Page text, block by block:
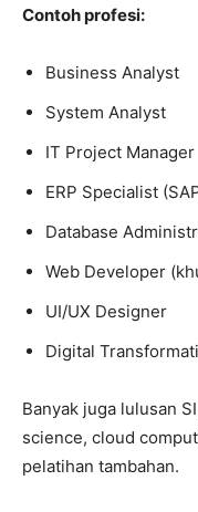
Contoh profesi:
Business Analyst
System Analyst
IT Project Manager
ERP Specialist
Database
Web Developer
UI/UX Designer
Digital
Banyak juga lulusan
science, cloud
pelatihan tambahan.